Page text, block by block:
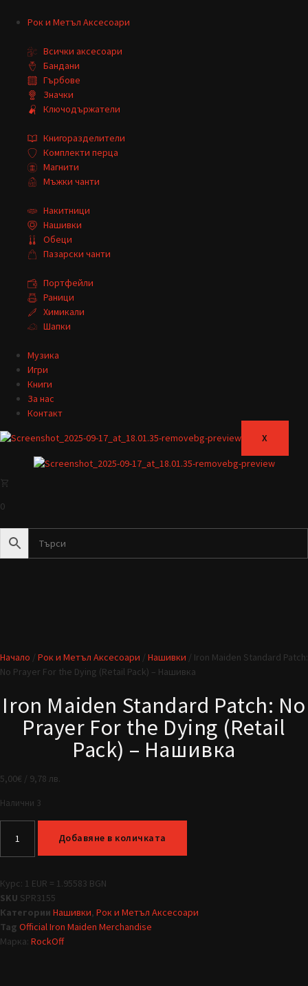
Рок и Метъл Аксесоари
Всички аксесоари
Бандани
Гърбове
Значки
Ключодържатели
Книгоразделители
Комплекти перца
Магнити
Мъжки чанти
Накитници
Нашивки
Обеци
Пазарски чанти
Портфейли
Раници
Химикали
Шапки
Музика
Игри
Книги
За нас
Контакт
X
0
Начало / Рок и Метъл Аксесоари / Нашивки / Iron Maiden Standard Patch:
No Prayer For the Dying (Retail Pack) – Нашивка
Iron Maiden Standard Patch: No
Prayer For the Dying (Retail
Pack) – Нашивка
5,00€ / 9,78 лв.
Налични 3
Добавяне в количката
Курс: 1 EUR = 1.95583 BGN
SKU SPR3155
Категории Нашивки, Рок и Метъл Аксесоари
Tag Official Iron Maiden Merchandise
Марка: RockOff